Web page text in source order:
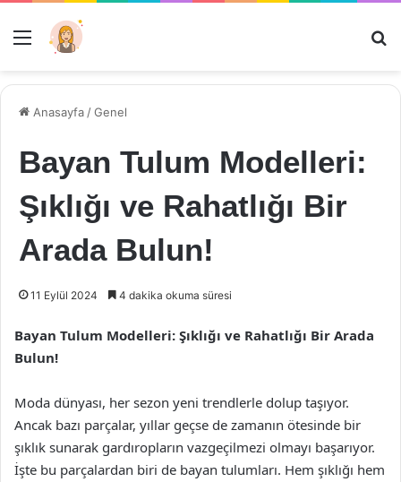
Menü
Anasayfa /Genel
Bayan Tulum Modelleri:
Şıklığı ve Rahatlığı Bir
Arada Bulun!
11 Eylül 2024 4 dakika okuma süresi
Bayan Tulum Modelleri: Şıklığı ve Rahatlığı Bir Arada
Bulun!
Moda dünyası, her sezon yeni trendlerle dolup taşıyor.
Ancak bazı parçalar, yıllar geçse de zamanın ötesinde bir
şıklık sunarak gardıropların vazgeçilmezi olmayı başarıyor.
İşte bu parçalardan biri de bayan tulumları. Hem şıklığı hem